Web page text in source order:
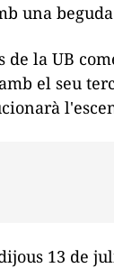
una
de la UB
el seu
13 de